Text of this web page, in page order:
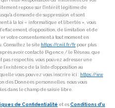
repose sur l'intérêt légitime de
demande de suppression et sont
à la loi « informatique et libertés », vous
d’opposition, de limitation et de
votre consentement à tout moment en
Consultez le site https://cnil.fr/fr pour plus
avoir contacté l'Agence / le Réseau, que
respectés, vous pouvez adresser une
l’existence de la liste d'opposition au
vous pouvez vous inscrire ici : https://ww
des Données personnelles, nous vous
dans le champ de saisie libre.
de Confidentialité et es Conditions d'u